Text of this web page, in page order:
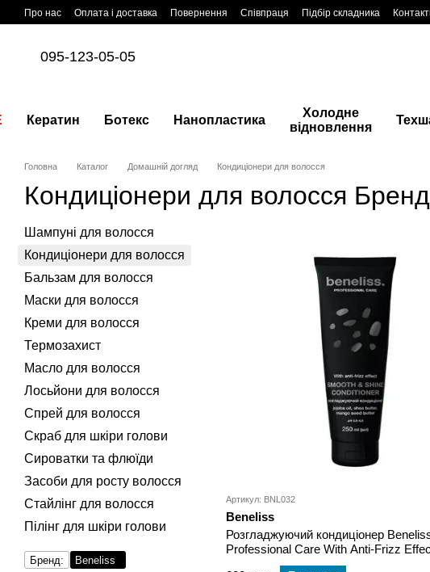
Перейти до основного контенту
Про нас Оплата і доставка Повернення Співпраця Підбір складника
095-123-05-05
Кератин Ботекс Нанопластика
Холодне
відновлення
Головна Каталог Домашній догляд Кондиціонери для волосся
Кондиціонери для волосся
Артикул: BNL032
Beneliss
Розгладжуючий кондиціонер
Professional Care With Anti-Frizz
& Shine Conditioner 250 мл
Шампуні для волосся
Кондиціонери для волосся
Бальзам для волосся
Маски для волосся
Креми для волосся
Термозахист
Масло для волосся
Лосьйони для волосся
Спрей для волосся
Скраб для шкіри голови
Сироватки та флюїди
Засоби для росту волосся
Стайлінг для волосся
Пілінг для шкіри голови
Бренд:
Beneliss